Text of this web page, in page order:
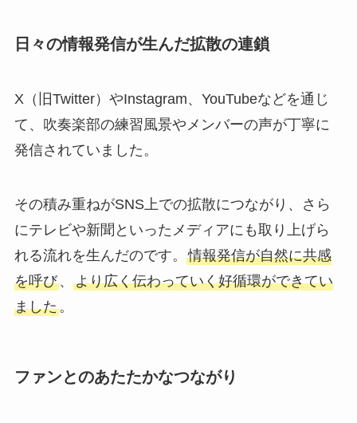
日々の情報発信が生んだ拡散の連鎖
X（旧Twitter）やInstagram、YouTubeなどを通じ
て、吹奏楽部の練習風景やメンバーの声が丁寧に
発信されていました。
その積み重ねがSNS上での拡散につながり、さら
にテレビや新聞といったメディアにも取り上げら
れる流れを生んだのです。 情報発信が自然に共感
を呼び、 より広く伝わっていく好循環ができてい
ました。
ファンとのあたたかなつながり